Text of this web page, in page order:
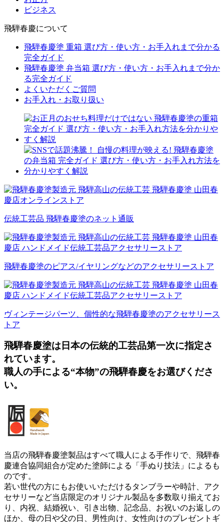
ビジネス
飛騨春慶について
飛騨春慶塗 重箱 選び方・使い方・お手入れまで分かる
完全ガイド
飛騨春慶塗 弁当箱 選び方・使い方・お手入れまで分か
る完全ガイド
よくいただくご質問
お手入れ・お取り扱い
伝統工芸品 飛騨春慶塗のネット通販
飛騨春慶塗のピアス/イヤリングなどのアクセサリーストア
ヴィンテージパーツ、個性的な飛騨春慶塗のアクセサリース
トア
飛騨春慶塗は日本の伝統的工芸品第一次に指定さ
れています。
職人の手による“本物”の飛騨春慶をお選びくださ
い。
当店の飛騨春慶塗製品はすべて職人による手作りで、飛騨春
慶連合協同組合が定めた塗師による「手ぬり技法」によるも
のです。
若い世代の方にもお使いいただけるタンブラーや時計、アク
セサリーなど当店限定のオリジナル製品を多数取り揃えてお
り、内祝、結婚祝い、引き出物、記念品、お祝いのお返しの
ほか、母の日や父の日、男性向け、女性向けのプレゼントギ